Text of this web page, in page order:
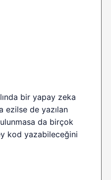
bir yapay zeka
ezilse de yazılan
da birçok
kod yazabileceğini